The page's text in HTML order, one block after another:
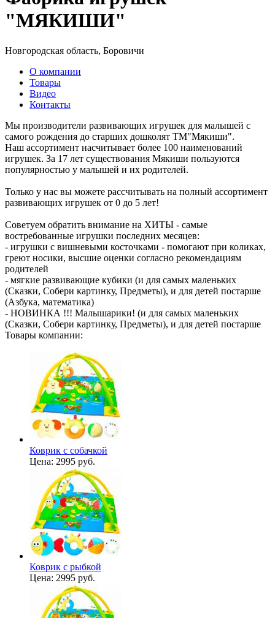
"МЯКИШИ"
Новгородская область, Боровичи
О компании
Товары
Видео
Контакты
Мы производители развивающих игрушек для малышей с
самого рождения до старших дошколят ТМ"Мякиши".
Наш ассортимент насчитывает более 100 наименований
игрушек. За 17 лет существования Мякиши пользуются
популярностью у малышей и их родителей.
Только у нас вы можете рассчитывать на полный ассортимент
развивающих игрушек от 0 до 5 лет!
Советуем обратить внимание на ХИТЫ - самые
востребованные игрушки последних месяцев:
- игрушки с вишневыми косточками - помогают при коликах,
греют носики, высшие оценки согласно рекомендациям
родителей
- мягкие развивающие кубики (и для самых маленьких
(Сказки, Собери картинку, Предметы), и для детей постарше
(Азбука, математика)
- НОВИНКА !!! Малышарики! (и для самых маленьких
(Сказки, Собери картинку, Предметы), и для детей постарше
Товары компании:
Коврик с собачкой
Цена: 2995 руб.
Коврик с рыбкой
Цена: 2995 руб.